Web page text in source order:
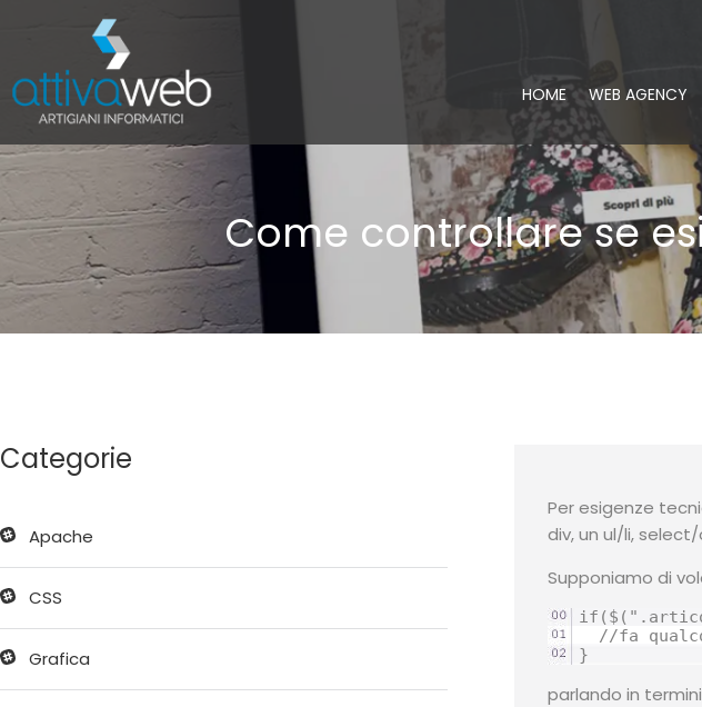
HOME WEB AGENCY
Come controllare se
Categorie
Apache
CSS
Grafica
Per esigenze
div, un ul/li,
Supponiamo di
//fa
}
parlando in